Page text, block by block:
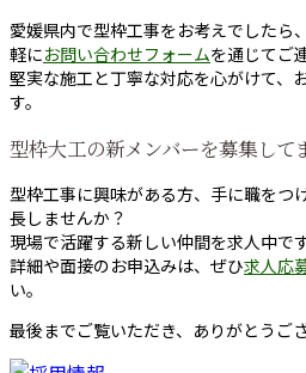
愛媛県内で型枠工事をお考えでしたら
軽にお問い合わせフォームを通じてご
堅実な施工と丁寧な対応を心がけて、
す。
型枠大工の新メンバーを募集して
型枠工事に興味がある方、手に職をつ
長しませんか？
現場で活躍する新しい仲間を求人中です
詳細や面接のお申込みは、ぜひ求人応
い。
最後までご覧いただき、ありがとうご